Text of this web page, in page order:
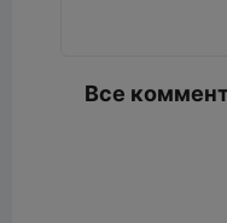
Все